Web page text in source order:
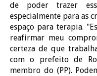
de poder trazer
especialmente para as
espaço para terapia.
reafirmar meu
certeza de que
com o prefeito de
membro do (PP).